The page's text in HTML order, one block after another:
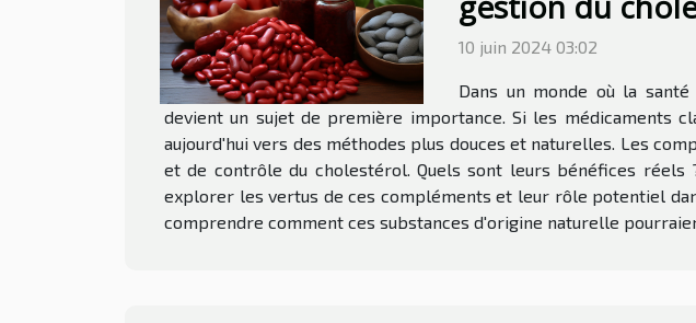
10 juin 2024 03:02
Dans un monde où la
devient un sujet de première importance. Si les médicaments
aujourd'hui vers des méthodes plus douces et naturelles. Les
et de contrôle du cholestérol. Quels sont leurs bénéfices
explorer les vertus de ces compléments et leur rôle potentiel
comprendre comment ces substances d'origine naturelle